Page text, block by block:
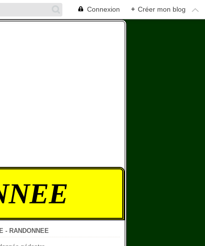
Connexion + Créer mon blog
- RANDONNEE